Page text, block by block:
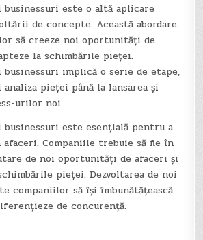
businessuri este o altă aplicare
de concepte. Această abordare
să creeze noi oportunități de
la schimbările pieței.
businessuri implică o serie de etape,
pieței până la lansarea și
urilor noi.
businessuri este esențială pentru a
Companiile trebuie să fie în
de noi oportunități de afaceri și
pieței. Dezvoltarea de noi
companiilor să își îmbunătățească
de concurență.